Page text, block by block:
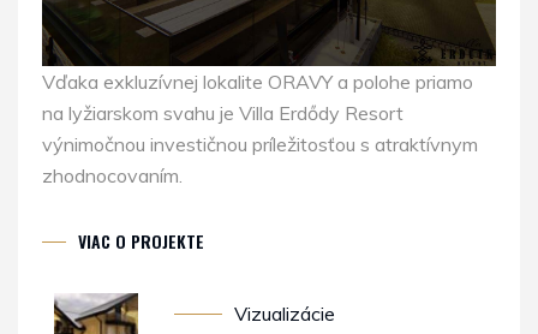
Vďaka exkluzívnej lokalite ORAVY a polohe priamo
na lyžiarskom svahu je Villa Erdődy Resort
výnimočnou investičnou príležitosťou s atraktívnym
zhodnocovaním.
VIAC O PROJEKTE
Vizualizácie